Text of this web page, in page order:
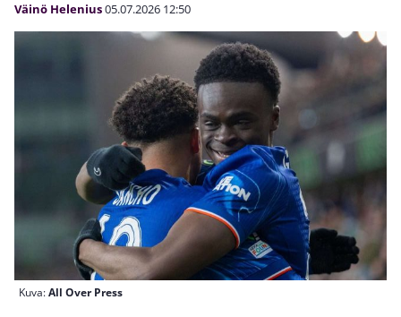
Väinö Helenius05.07.2026 12:50
Kuva:All Over Press